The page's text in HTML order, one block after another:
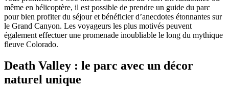
même en hélicoptère, il est possible de prendre un guide du parc
pour bien profiter du séjour et bénéficier d’anecdotes étonnantes sur
le Grand Canyon. Les voyageurs les plus motivés peuvent
également effectuer une promenade inoubliable le long du mythique
fleuve Colorado.
Death Valley : le parc avec un décor
naturel unique